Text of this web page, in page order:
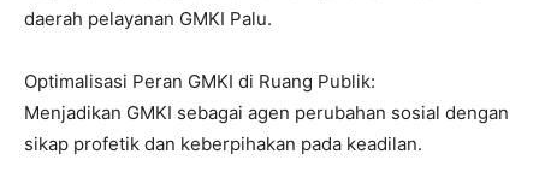
daerah pelayanan GMKI Palu.
Optimalisasi Peran GMKI di Ruang Publik:
Menjadikan GMKI sebagai agen perubahan sosial dengan
sikap profetik dan keberpihakan pada keadilan.